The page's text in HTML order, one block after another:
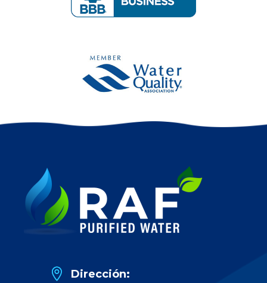


Dirección: